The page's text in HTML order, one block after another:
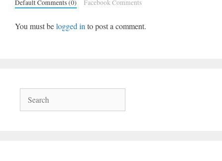
Default Comments (0) Facebook Comments
You must belogged in to post a comment.